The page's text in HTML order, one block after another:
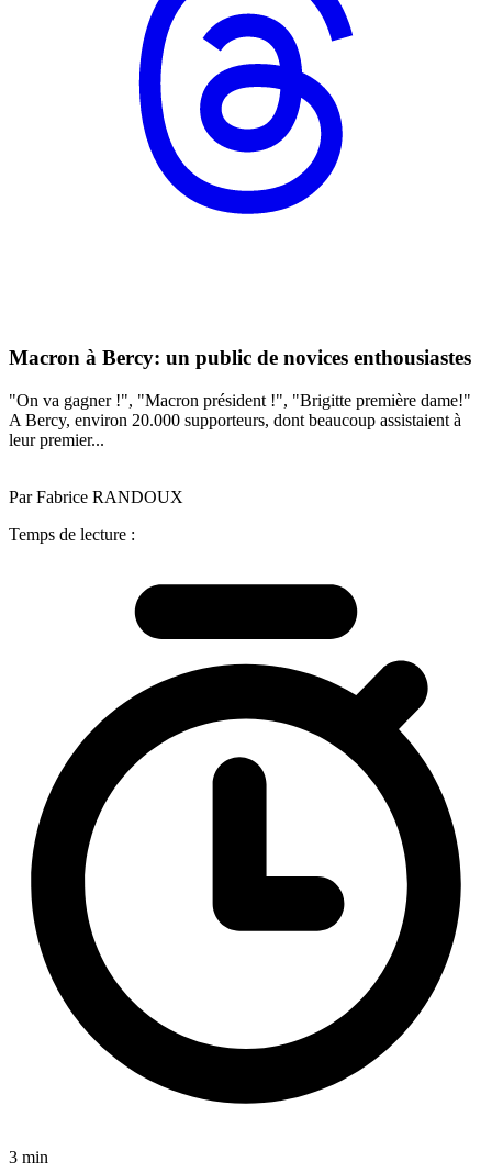
Macron à Bercy: un public de novices enthousiastes
"On va gagner !", "Macron président !", "Brigitte première dame!"
A Bercy, environ 20.000 supporteurs, dont beaucoup assistaient à
leur premier...
Par Fabrice RANDOUX
Temps de lecture :
3 min